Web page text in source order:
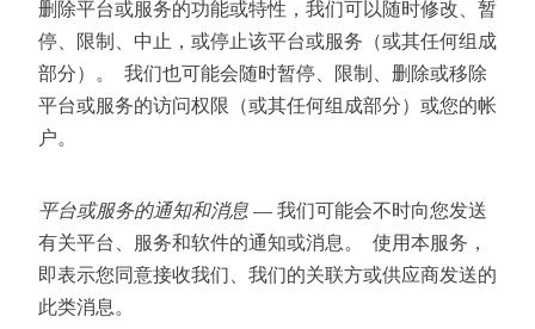
删除平台或服务的功能或特性，我们可以随时修改、暂
停、限制、中止，或停止该平台或服务（或其任何组成
部分）。 我们也可能会随时暂停、限制、删除或移除
平台或服务的访问权限（或其任何组成部分）或您的帐
户。
平台或服务的通知和消息 — 我们可能会不时向您发送
有关平台、服务和软件的通知或消息。 使用本服务，
即表示您同意接收我们、我们的关联方或供应商发送的
此类消息。